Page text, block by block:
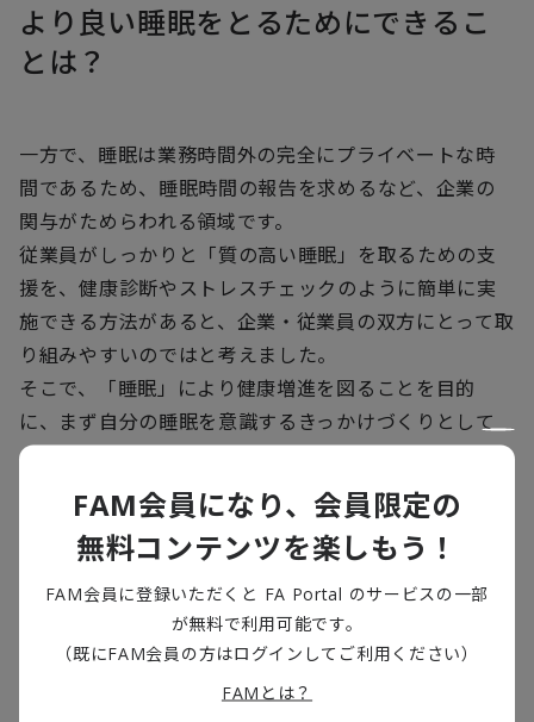
より良い睡眠をとるためにできるこ
とは？
一方で、睡眠は業務時間外の完全にプライベートな時
間であるため、睡眠時間の報告を求めるなど、企業の
関与がためらわれる領域です。
従業員がしっかりと「質の高い睡眠」を取るための支
援を、健康診断やストレスチェックのように簡単に実
施できる方法があると、企業・従業員の双方にとって取
り組みやすいのではと考えました。
そこで、「睡眠」により健康増進を図ることを目的
に、まず自分の睡眠を意識するきっかけづくりとして
「年に１度の睡眠診断」に取り組むことを提案しよう
と考えました。
さらに、これら睡眠の質を改善するという社会課題の
解決には、各企業が独自で取り組めることには限界が
あるため、社会活動として多くの企業さまと一緒に取
り組み、多くの従業員の皆さまの睡眠を改善していく
ことが重要と考えています。
デジタル技術を活用して可視化した睡眠行動を、社会
FAM会員になり、会員限定の
無料コンテンツを楽しもう！
FAM会員に登録いただくと FA Portal のサービスの一部
が無料で利用可能です。
（既にFAM会員の方はログインしてご利用ください）
FAMとは？